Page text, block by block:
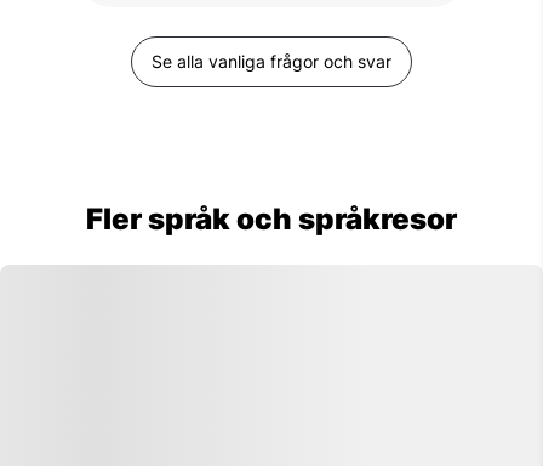
din språkkurs när du väl är på plats.
Åldern på kursdeltagarna är mycket
varierad. I din klass kommer du att ha
Se alla vanliga frågor och svar
Fler språk och språkresor